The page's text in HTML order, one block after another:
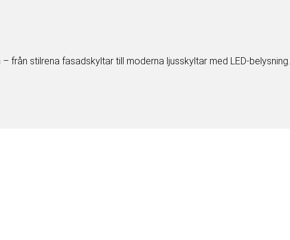
från stilrena fasadskyltar till moderna ljusskyltar med LED-belysning.